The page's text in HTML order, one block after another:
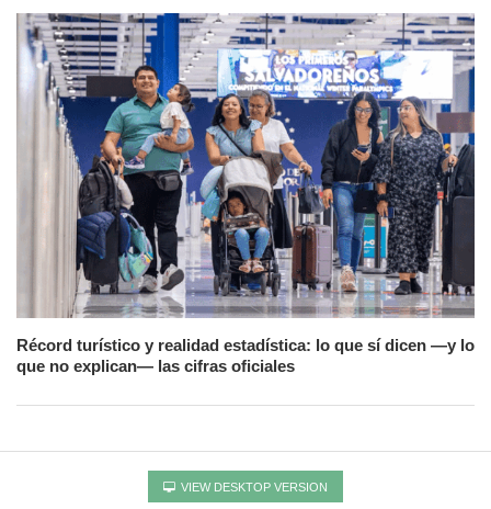
Récord turístico y realidad estadística: lo que sí dicen —y lo
que no explican— las cifras oficiales
VIEW DESKTOP VERSION